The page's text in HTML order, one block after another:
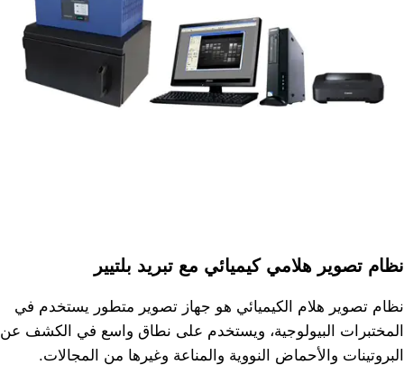
نظام تصوير هلامي كيميائي مع تبريد بلتيير
نظام تصوير هلام الكيميائي هو جهاز تصوير متطور يستخدم في
المختبرات البيولوجية، ويستخدم على نطاق واسع في الكشف عن
البروتينات والأحماض النووية والمناعة وغيرها من المجالات.